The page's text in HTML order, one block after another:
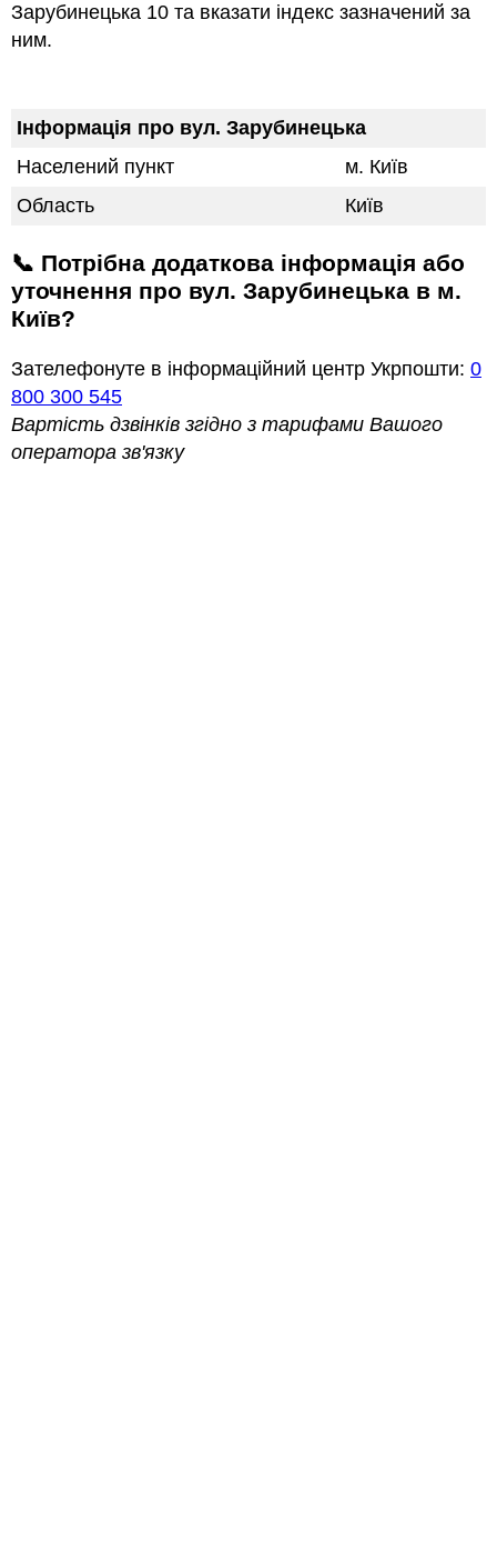
Зарубинецька 10 та вказати індекс зазначений за
ним.
Інформація про вул. Зарубинецька
Населений пункт
м. Київ
Область
Київ
📞 Потрібна додаткова інформація або
уточнення про вул. Зарубинецька в м.
Київ?
Зателефонуте в інформаційний центр Укрпошти: 0
800 300 545
Вартість дзвінків згідно з тарифами Вашого
оператора зв'язку